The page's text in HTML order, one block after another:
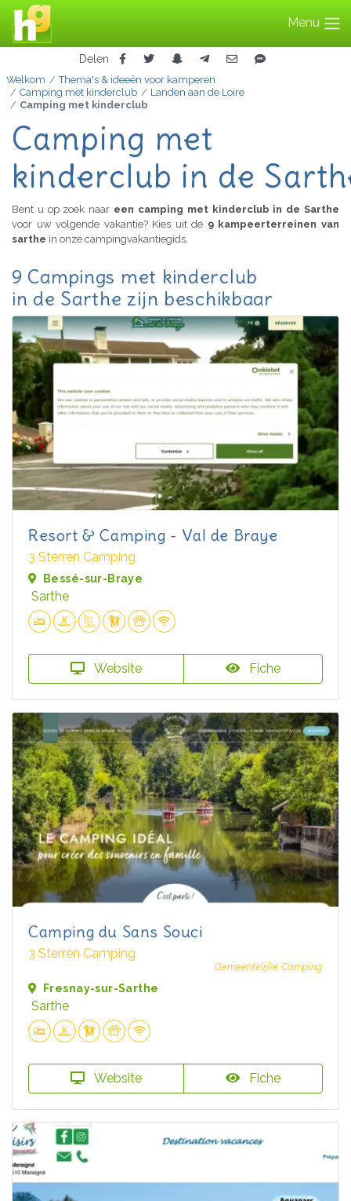
Menu
Delen
Welkom
Thema's & ideeën voor kamperen
Camping met kinderclub
Landen aan de Loire
Camping met kinderclub
Camping met
kinderclub in de
Bent u op zoek naar een camping met kinderclub in de Sarthe
voor uw volgende vakantie? Kies uit de 9 kampeerterreinen van
sarthe in onze campingvakantiegids.
9 Campings met kinderclub
in de Sarthe zijn beschikbaar
Resort & Camping - Val de Braye
3 Sterren Camping
Bessé-sur-Braye
Sarthe
Website Fiche
Camping du Sans Souci
3 Sterren Camping
Gemeentelijke Camping
Fresnay-sur-Sarthe
Sarthe
Website Fiche